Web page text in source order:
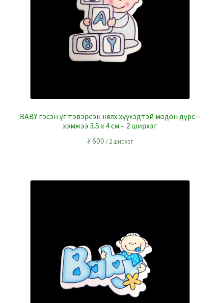
BABY гэсэн үг тэвэрсэн нялх хүүхэдтэй модон дүрс –
хэмжээ 3.5 x 4 см – 2 ширхэг
₮600 / 2 ширхэг